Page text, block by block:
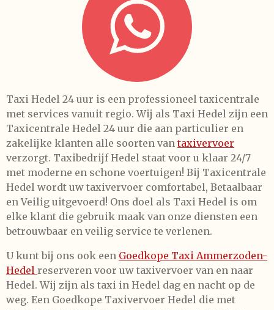
Taxi Hedel 24 uur is een professioneel taxicentrale
met services vanuit regio. Wij als Taxi Hedel zijn een
Taxicentrale Hedel 24 uur die aan particulier en
zakelijke klanten alle soorten van taxivervoer
verzorgt. Taxibedrijf Hedel staat voor u klaar 24/7
met moderne en schone voertuigen! Bij Taxicentrale
Hedel wordt uw taxivervoer comfortabel, Betaalbaar
en Veilig uitgevoerd! Ons doel als Taxi Hedel is om
elke klant die gebruik maak van onze diensten een
betrouwbaar en veilig service te verlenen.
U kunt bij ons ook een Goedkope Taxi Ammerzoden-
Hedel reserveren voor uw taxivervoer van en naar
Hedel. Wij zijn als taxi in Hedel dag en nacht op de
weg. Een Goedkope Taxivervoer Hedel die met